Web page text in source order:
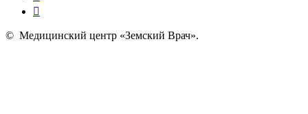
© Медицинский центр «Земский Врач».